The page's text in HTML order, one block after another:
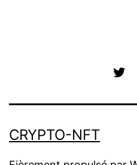
CRYPTO-NFT